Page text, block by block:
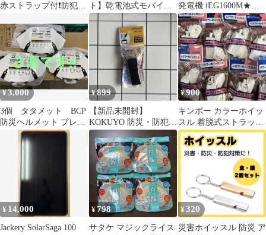
赤ストラップ付❗️防犯❗️
ット
ト】乾電池式モバイル
バッテリー LEDライト
災害用エア枕
発電機 iEG1600M★災
害★レジャー★キャン
プ 825
¥3,000
3個 タタメット BCP
防災ヘルメット プレー
ンタイプ 多数購入値
段交渉可能
¥899
【新品未開封】
KOKUYO 防災・防犯用
ホイッスル DRK-WS1N
¥900
キンボー カラーホイッ
スル 着脱式ストラップ
付１０個
¥ 14,000
Jackery SolarSaga 100
¥798
サタケ マジックライス
¥320
災害ホイッスル 防災 ア